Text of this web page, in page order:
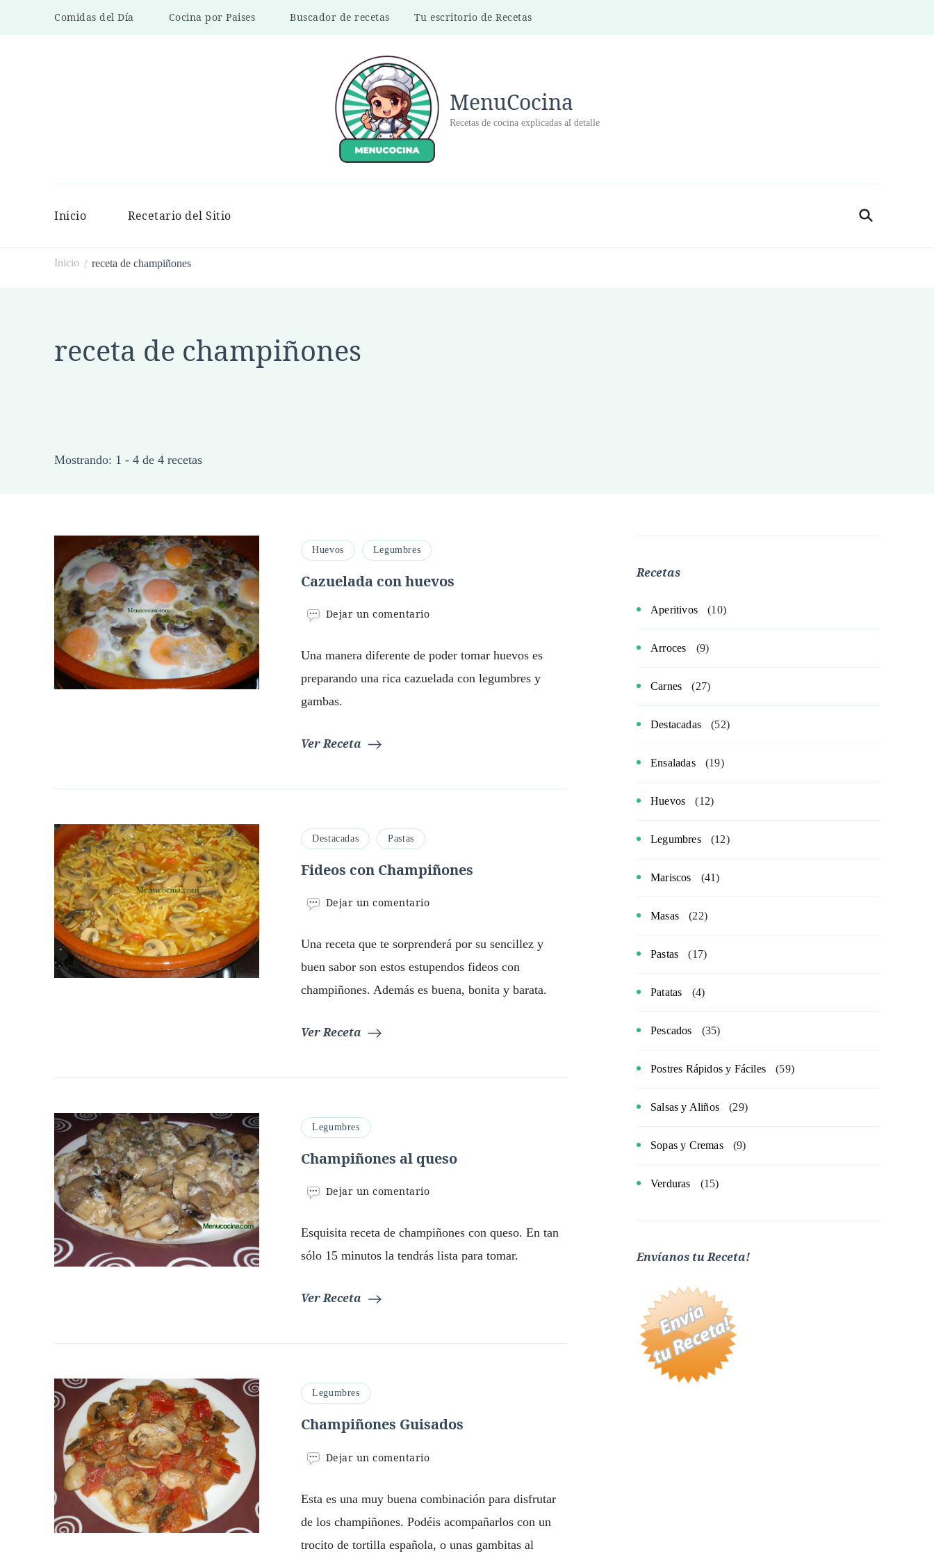
Comidas del Día Cocina por Paises Buscador de recetas Tu escritorio de Recetas
MenuCocina
Recetas de cocina explicadas al detalle
Inicio Recetario del Sitio
Inicio / receta de champiñones
receta de champiñones
Mostrando: 1 - 4 de 4 recetas
Huevos Legumbres
Cazuelada con huevos
Dejar un comentarioen
huevos
Una manera diferente de poder tomar huevos es
preparando una rica cazuelada con legumbres y
gambas.
Ver Receta
Destacadas Pastas
Fideos con Champiñones
Dejar un comentarioen
Champiñones
Una receta que te sorprenderá por su sencillez y
buen sabor son estos estupendos fideos con
champiñones. Además es buena, bonita y barata.
Ver Receta
Legumbres
Champiñones al queso
Dejar un comentarioen
queso
Esquisita receta de champiñones con queso. En tan
sólo 15 minutos la tendrás lista para tomar.
Ver Receta
Legumbres
Champiñones Guisados
Dejar un comentarioen
Esta es una muy buena combinación para disfrutar
de los champiñones. Podéis acompañarlos con un
trocito de tortilla española, o unas gambitas al
Recetas
Aperitivos (10)
Arroces (9)
Carnes (27)
Destacadas (52)
Ensaladas (19)
Huevos (12)
Legumbres (12)
Mariscos (41)
Masas (22)
Pastas (17)
Patatas (4)
Pescados (35)
Postres Rápidos y Fáciles (59)
Salsas y Aliños (29)
Sopas y Cremas (9)
Verduras (15)
Envíanos tu Receta!